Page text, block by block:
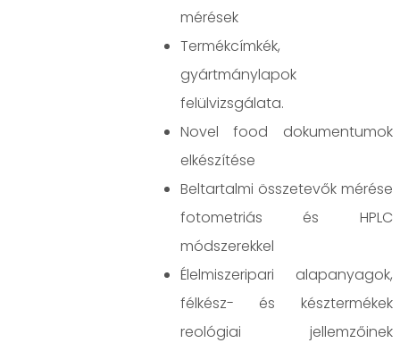
mérések
Termékcímkék,
gyártmánylapok
felülvizsgálata.
Novel food dokumentumok
elkészítése
Beltartalmi összetevők mérése
fotometriás és HPLC
módszerekkel
Élelmiszeripari alapanyagok,
félkész- és késztermékek
reológiai jellemzőinek